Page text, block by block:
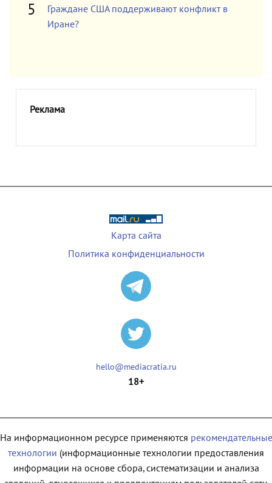
Граждане США поддерживают конфликт в
Иране?
Реклама
Карта сайта
Политика конфиденциальности
hello@mediacratia.ru
18+
На информационном ресурсе применяются рекомендательные
технологии (информационные технологии предоставления
информации на основе сбора, систематизации и анализа